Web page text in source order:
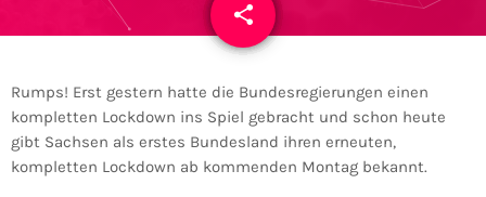
share
email
Rumps! Erst gestern hatte die Bundesregierungen einen
kompletten Lockdown ins Spiel gebracht und schon heute
gibt Sachsen als erstes Bundesland ihren erneuten,
kompletten Lockdown ab kommenden Montag bekannt.